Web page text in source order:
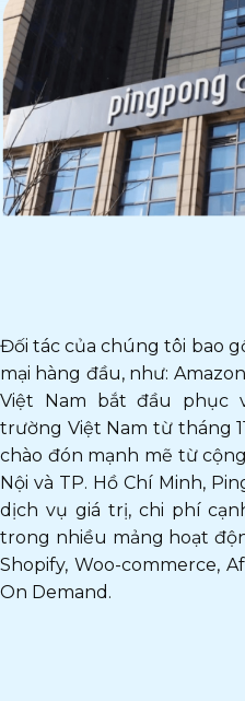
Đối tác của chúng tôi bao
mại hàng đầu, như:
Việt Nam bắt đầu phục
trường Việt Nam từ tháng
chào đón mạnh mẽ từ
Nội và TP. Hồ Chí Minh,
dịch vụ giá trị, chi phí
trong nhiều mảng hoạt
Shopify, Woo-commerce,
On Demand.